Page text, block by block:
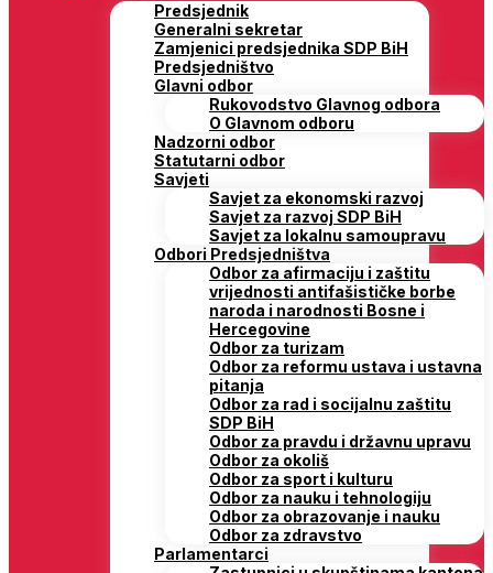
Predsjednik
Generalni sekretar
Zamjenici predsjednika SDP BiH
Predsjedništvo
Glavni odbor
Rukovodstvo Glavnog odbora
O Glavnom odboru
Nadzorni odbor
Statutarni odbor
Savjeti
Savjet za ekonomski razvoj
Savjet za razvoj SDP BiH
Savjet za lokalnu samoupravu
Odbori Predsjedništva
Odbor za afirmaciju i zaštitu
vrijednosti antifašističke borbe
naroda i narodnosti Bosne i
Hercegovine
Odbor za turizam
Odbor za reformu ustava i ustavna
pitanja
Odbor za rad i socijalnu zaštitu
SDP BiH
Odbor za pravdu i državnu upravu
Odbor za okoliš
Odbor za sport i kulturu
Odbor za nauku i tehnologiju
Odbor za obrazovanje i nauku
Odbor za zdravstvo
Parlamentarci